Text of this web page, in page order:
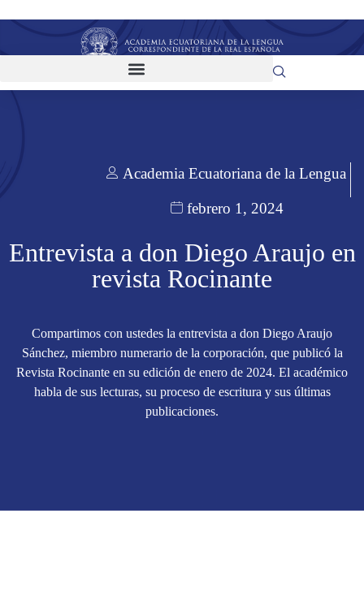
Academia Ecuatoriana de la Lengua
febrero 1, 2024
Entrevista a don Diego Araujo en
revista Rocinante
Compartimos con ustedes la entrevista a don Diego Araujo
Sánchez, miembro numerario de la corporación, que publicó la
Revista Rocinante en su edición de enero de 2024. El académico
habla de sus lecturas, su proceso de escritura y sus últimas
publicaciones.